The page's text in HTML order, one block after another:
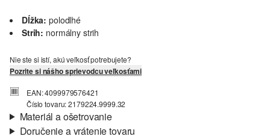
Dĺžka: polodlhé
Strih: normálny strih
Nie ste si istí, akú veľkosť potrebujete?
Pozrite si nášho sprievodcu veľkosťami
EAN: 4099979576421
Číslo tovaru: 2179224.9999.32
Materiál a ošetrovanie
Doručenie a vrátenie tovaru